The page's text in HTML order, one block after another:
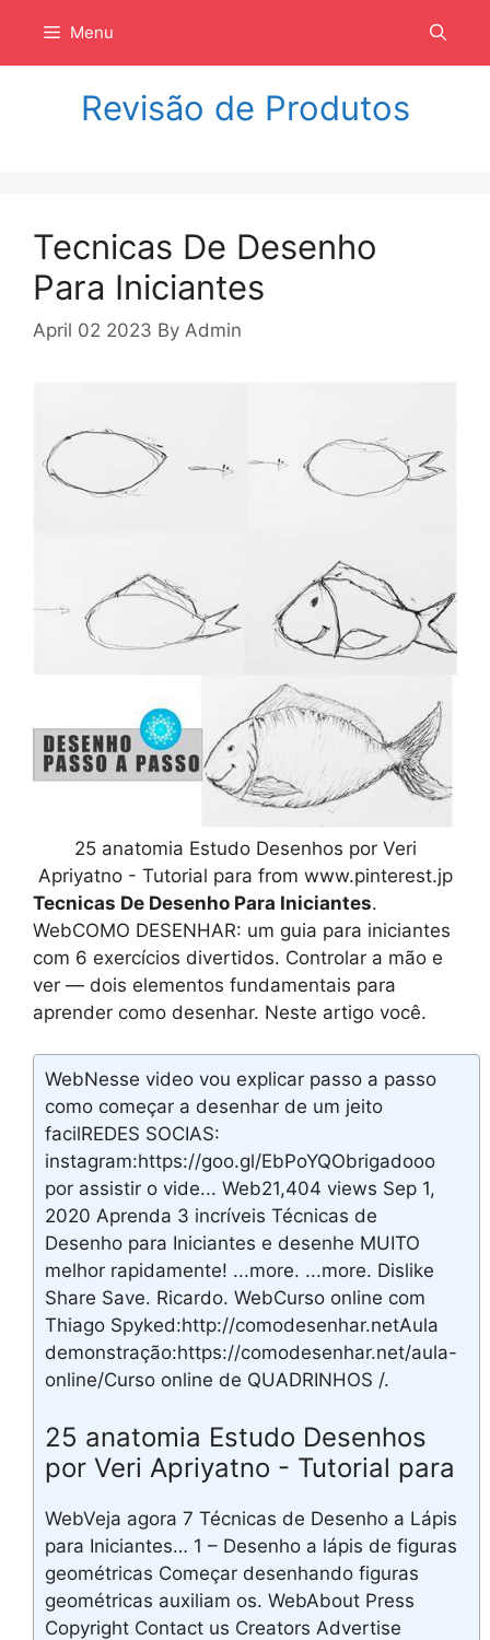
isi
Menu
Revisão de Produtos
Tecnicas De Desenho
Para Iniciantes
April 02 2023 By Admin
25 anatomia Estudo Desenhos por Veri
Apriyatno - Tutorial para from www.pinterest.jp
Tecnicas De Desenho Para Iniciantes.
WebCOMO DESENHAR: um guia para iniciantes
com 6 exercícios divertidos. Controlar a mão e
ver — dois elementos fundamentais para
aprender como desenhar. Neste artigo você.
WebNesse video vou explicar passo a passo
como começar a desenhar de um jeito
facilREDES SOCIAS:
instagram:https://goo.gl/EbPoYQObrigadooo
por assistir o vide... Web21,404 views Sep 1,
2020 Aprenda 3 incríveis Técnicas de
Desenho para Iniciantes e desenhe MUITO
melhor rapidamente! ...more. ...more. Dislike
Share Save. Ricardo. WebCurso online com
Thiago Spyked:http://comodesenhar.netAula
demonstração:https://comodesenhar.net/aula-
online/Curso online de QUADRINHOS /.
25 anatomia Estudo Desenhos
por Veri Apriyatno - Tutorial para
WebVeja agora 7 Técnicas de Desenho a Lápis
para Iniciantes… 1 – Desenho a lápis de figuras
geométricas Começar desenhando figuras
geométricas auxiliam os. WebAbout Press
Copyright Contact us Creators Advertise